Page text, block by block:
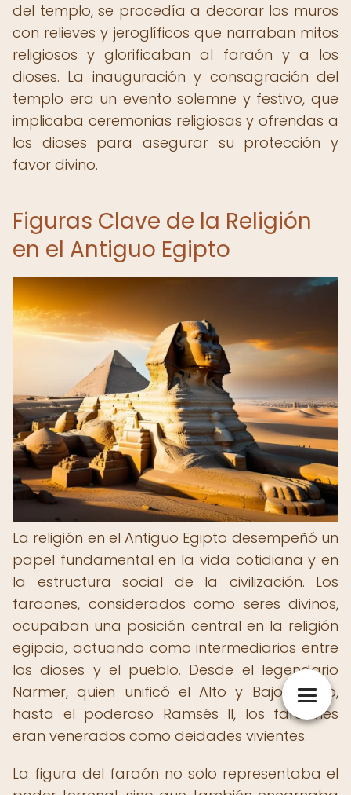
del templo, se procedía a decorar los muros
con relieves y jeroglíficos que narraban mitos
religiosos y glorificaban al faraón y a los
dioses. La inauguración y consagración del
templo era un evento solemne y festivo, que
implicaba ceremonias religiosas y ofrendas a
los dioses para asegurar su protección y
favor divino.
Figuras Clave de la Religión
en el Antiguo Egipto
La religión en el Antiguo Egipto desempeñó un
papel fundamental en la vida cotidiana y en
la estructura social de la civilización. Los
faraones, considerados como seres divinos,
ocupaban una posición central en la religión
egipcia, actuando como intermediarios entre
los dioses y el pueblo. Desde el legendario
Narmer, quien unificó el Alto y Bajo Egipto,
hasta el poderoso Ramsés II, los faraones
eran venerados como deidades vivientes.
La figura del faraón no solo representaba el